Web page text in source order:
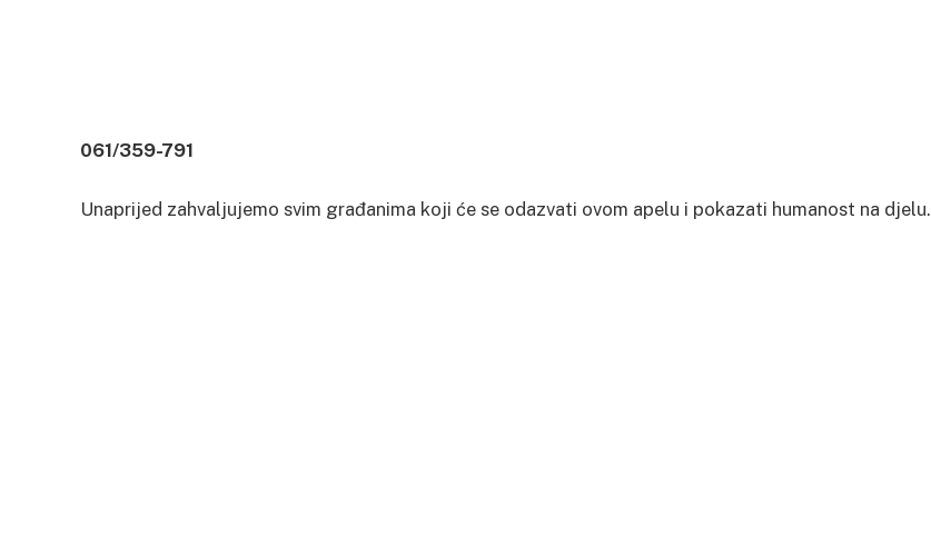
061/359-791
Unaprijed zahvaljujemo svim građanima koji će se odazvati ovom apelu i pokazati humanost na djelu.